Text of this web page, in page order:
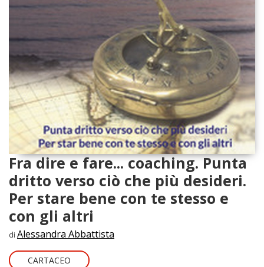
Fra dire e fare... coaching. Punta
dritto verso ciò che più desideri.
Per stare bene con te stesso e
con gli altri
di Alessandra Abbattista
CARTACEO